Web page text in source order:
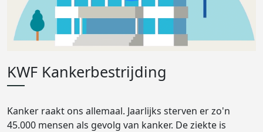
KWF Kankerbestrijding
Kanker raakt ons allemaal. Jaarlijks sterven er zo'n
45.000 mensen als gevolg van kanker. De ziekte is